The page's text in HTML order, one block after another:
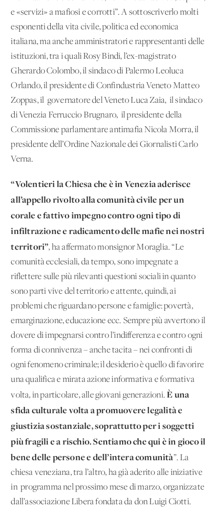
e «servizi» a mafiosi e corrotti”. A sottoscriverlo molti
esponenti della vita civile, politica ed economica
italiana, ma anche amministratori e rappresentanti delle
istituzioni, tra i quali Rosy Bindi, l’ex-magistrato
Gherardo Colombo, il sindaco di Palermo Leoluca
Orlando, il presidente di Confindustria Veneto Matteo
Zoppas, il governatore del Veneto Luca Zaia, il sindaco
di Venezia Ferruccio Brugnaro, il presidente della
Commissione parlamentare antimafia Nicola Morra, il
presidente dell’Ordine Nazionale dei Giornalisti Carlo
Verna.
“Volentieri la Chiesa che è in Venezia aderisce
all’appello rivolto alla comunità civile per un
corale e fattivo impegno contro ogni tipo di
infiltrazione e radicamento delle mafie nei nostri
territori”, ha affermato monsignor Moraglia. “Le
comunità ecclesiali, da tempo, sono impegnate a
riflettere sulle più rilevanti questioni sociali in quanto
sono parti vive del territorio e attente, quindi, ai
problemi che riguardano persone e famiglie: povertà,
emarginazione, educazione ecc. Sempre più avvertono il
dovere di impegnarsi contro l’indifferenza e contro ogni
forma di connivenza – anche tacita – nei confronti di
ogni fenomeno criminale; il desiderio è quello di favorire
una qualifica e mirata azione informativa e formativa
volta, in particolare, alle giovani generazioni.È una
sfida culturale volta a promuovere legalità e
giustizia sostanziale, soprattutto per i soggetti
più fragili e a rischio. Sentiamo che qui è in gioco il
bene delle persone e dell’intera comunità”. La
chiesa veneziana, tra l’altro, ha già aderito alle iniziative
in programma nel prossimo mese di marzo, organizzate
dall’associazione Libera fondata da don Luigi Ciotti.